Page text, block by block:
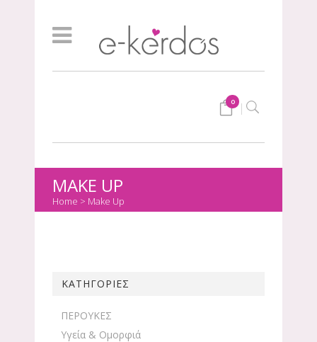
0
MAKE UP
Home > Make Up
ΚΑΤΗΓΟΡΙΕΣ
ΠΕΡΟΥΚΕΣ
Υγεία & Ομορφιά